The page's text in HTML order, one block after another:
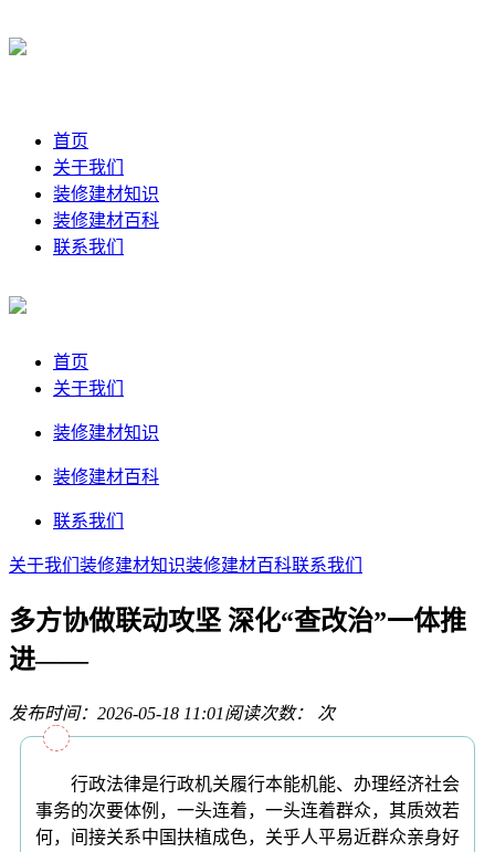
首页
关于我们
装修建材知识
装修建材百科
联系我们
首页
关于我们
装修建材知识
装修建材百科
联系我们
关于我们 装修建材知识装修建材百科联系我们
多方协做联动攻坚 深化“查改治”一体推
进——
发布时间：2026-05-18 11:01阅读次数： 次
行政法律是行政机关履行本能机能、办理经济社会
事务的次要体例，一头连着，一头连着群众，其质效若
何，间接关系中国扶植成色，关乎人平易近群众亲身好